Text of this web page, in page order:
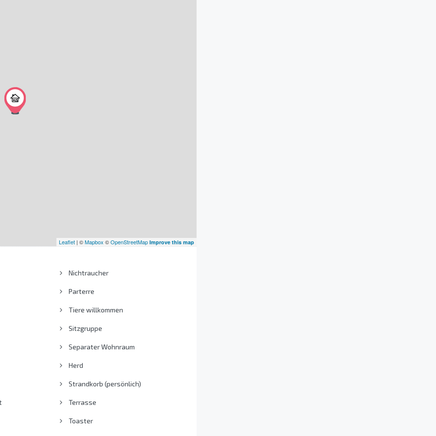
Leaflet | ©Mapbox ©OpenStreetMap Improve this map
Nichtraucher
Parterre
Tiere willkommen
Sitzgruppe
Separater Wohnraum
Herd
Strandkorb (persönlich)
Terrasse
Toaster